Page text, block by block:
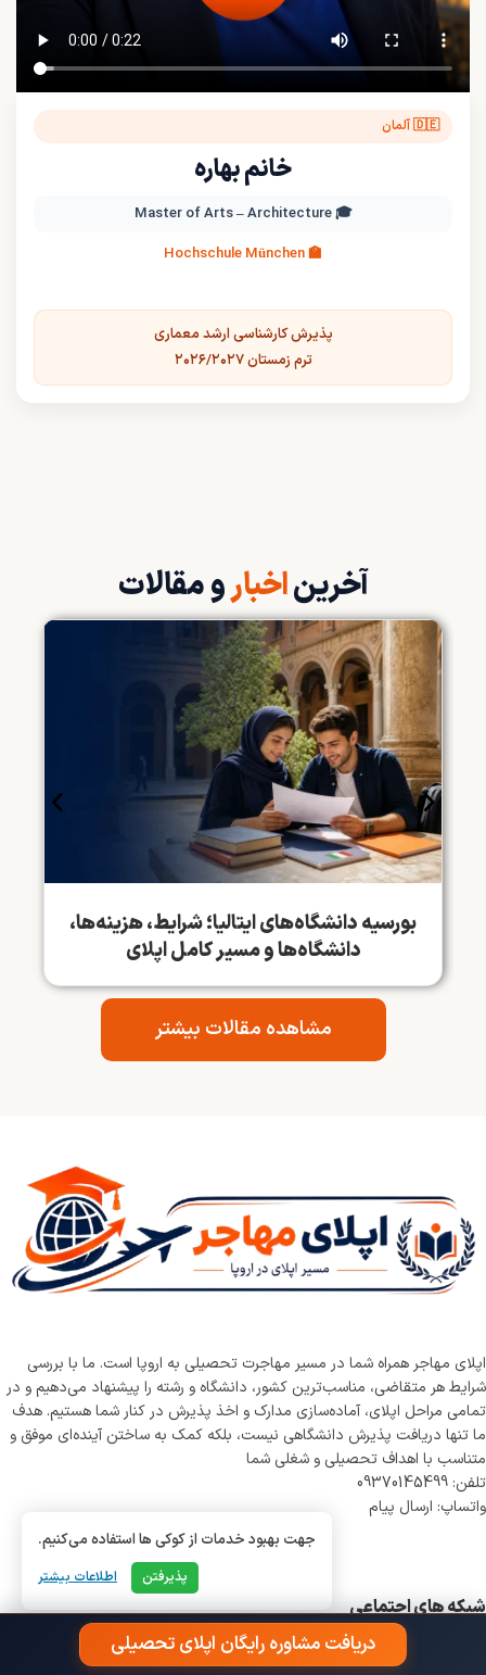
🇩🇪 آلمان
خانم بهاره
🎓 Master of Arts – Architecture
🏫 Hochschule München
پذیرش کارشناسی ارشد معماری
ترم زمستان ۲۰۲۶/۲۰۲۷
آخریناخبارو مقالات
بورسیه دانشگاه‌های ایتالیا؛ شرایط، هزینه‌ها،
دانشگاه‌ها و مسیر کامل اپلای
مشاهده مقالات بیشتر
اپلای مهاجر همراه شما در مسیر مهاجرت تحصیلی به اروپا است. ما با بررسی
شرایط هر متقاضی، مناسب‌ترین کشور، دانشگاه و رشته را پیشنهاد می‌دهیم و در
تمامی مراحل اپلای، آماده‌سازی مدارک و اخذ پذیرش در کنار شما هستیم. هدف
ما تنها دریافت پذیرش دانشگاهی نیست، بلکه کمک به ساختن آینده‌ای موفق و
متناسب با اهداف تحصیلی و شغلی شما
تلفن: 09370145499
واتساپ: ارسال پیام
دریافت مشاوره رایگان اپلای تحصیلی
شبکه های اجتماعی
جهت بهبود خدمات از کوکی ها استفاده می‌کنیم.
پذیرفتن اطلاعات بیشتر